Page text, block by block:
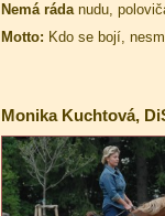
Nemá rádanudu,
Motto: Kdo se bojí,
Monika Kuchtová,